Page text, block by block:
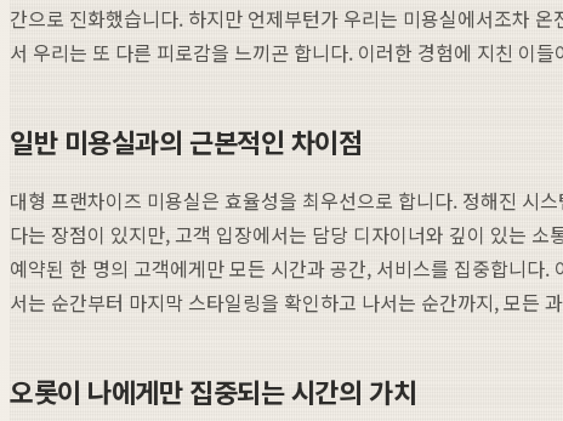
간으로 진화했습니다. 하지만 언제부턴가 우리는 미용실에서조차
서 우리는 또 다른 피로감을 느끼곤 합니다. 이러한 경험에 지친 이
일반 미용실과의 근본적인 차이점
대형 프랜차이즈 미용실은 효율성을 최우선으로 합니다. 정해진 시
다는 장점이 있지만, 고객 입장에서는 담당 디자이너와 깊이 있는
예약된 한 명의 고객에게만 모든 시간과 공간, 서비스를 집중합니다
서는 순간부터 마지막 스타일링을 확인하고 나서는 순간까지, 모든
오롯이 나에게만 집중되는 시간의 가치